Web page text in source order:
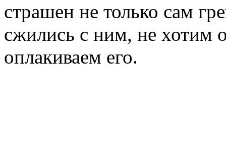
страшен не только сам
сжились с ним, не хотим
оплакиваем его.